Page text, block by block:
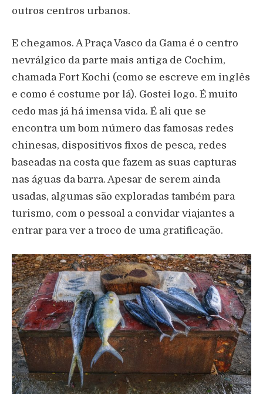
outros centros urbanos.
E chegamos. A Praça Vasco da Gama é o centro
nevrálgico da parte mais antiga de Cochim,
chamada Fort Kochi (como se escreve em inglês
e como é costume por lá). Gostei logo. É muito
cedo mas já há imensa vida. É ali que se
encontra um bom número das famosas redes
chinesas, dispositivos fixos de pesca, redes
baseadas na costa que fazem as suas capturas
nas águas da barra. Apesar de serem ainda
usadas, algumas são exploradas também para
turismo, com o pessoal a convidar viajantes a
entrar para ver a troco de uma gratificação.